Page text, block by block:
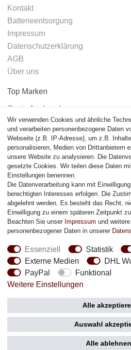
Kontakt
Batterieentsorgung
Impressum
Datenschutzerklärung
AGB
Über uns
Top Marken
Casio Armband
Festina Armband
Citizen Armband
M. Lacroix Armband
J. Lemans Armband
Uhrenarmbänder - Alle
Sicherheit
Social Media
Zahlung
Wir verwenden Cookies und ähnliche
und verarbeiten personenbezogene Daten
Webseite (z.B. IP-Adresse), um z.B.
personalisieren, Medien von Drittanbietern
unsere Website zu analysieren. Die
gesetzte Cookies. Wir teilen diese Daten
Einstellungen benennen.
Die Datenverarbeitung kann mit
berechtigten Interesses erfolgen. Die
abgelehnt werden. Es besteht das Recht,
Einwilligung zu einem späteren Zeitpunkt
Beachten Sie unser Impressum und
personenbezogener Daten in unserer
Essenziell Statistik
Externe Medien
DHL
PayPal
Funktional
Weitere Einstellungen
Alle
Auswahl
Alle ablehnen